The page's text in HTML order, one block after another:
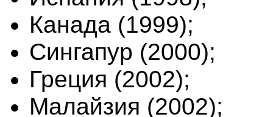
Канада (1999);
Сингапур (2000);
Греция (2002);
Малайзия (2002);